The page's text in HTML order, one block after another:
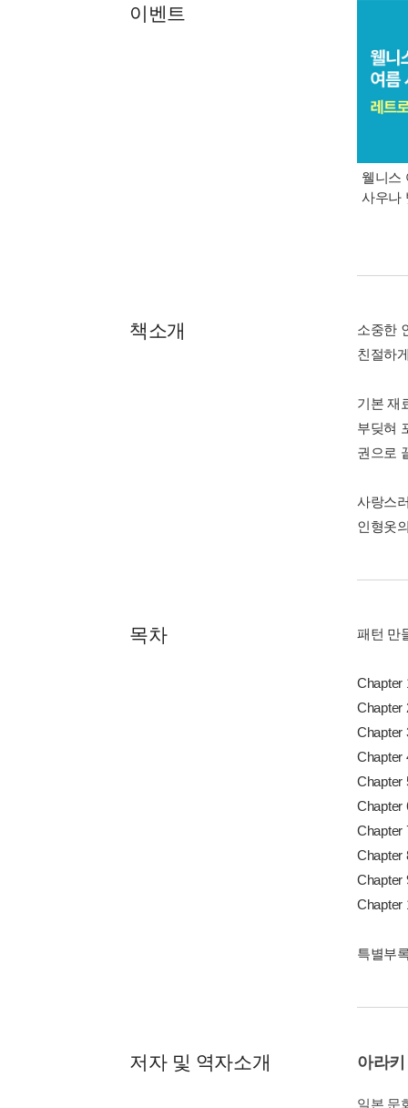
이벤트
웰니스
사우나
책소개
소중한
친절하
기본 재
부딪혀
권으로
사랑스
인형옷
목차 패턴 만
Chapter
Chapter
Chapter
Chapter
Chapter
Chapter
Chapter
Chapter
Chapter
Chapter
특별부
저자 및 역자소개 아라
일본 문